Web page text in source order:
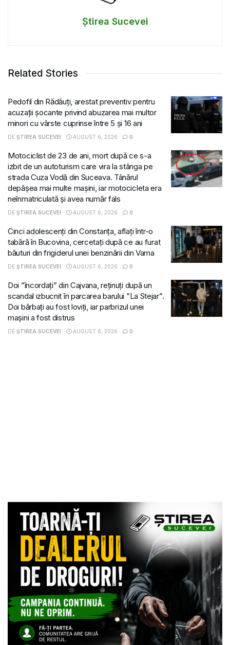
Știrea Sucevei
Related Stories
Pedofil din Rădăuți, arestat preventiv pentru
acuzații șocante privind abuzarea mai multor
minori cu vârste cuprinse între 5 și 16 ani
DE ȘTIREA SUCEVEI AUGUST 6, 2026 0
Motociclist de 23 de ani, mort după ce s-a
izbit de un autoturism care vira la stânga pe
strada Cuza Vodă din Suceava. Tânărul
depășea mai multe mașini, iar motocicleta era
neînmatriculată și avea număr fals
DE ȘTIREA SUCEVEI AUGUST 6, 2026 0
Cinci adolescenți din Constanța, aflați într-o
tabără în Bucovina, cercetați după ce au furat
băuturi din frigiderul unei benzinării din Vama
DE ȘTIREA SUCEVEI AUGUST 6, 2026 0
Doi ”încordați” din Cajvana, reținuți după un
scandal izbucnit în parcarea barului ”La Stejar”.
Doi bărbați au fost loviți, iar parbrizul unei
mașini a fost distrus
DE ȘTIREA SUCEVEI AUGUST 6, 2026 0